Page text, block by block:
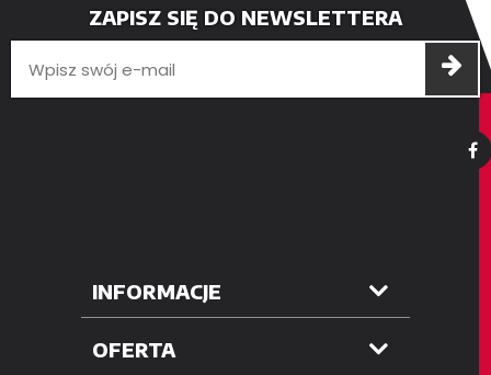
ZAPISZ SIĘ DO NEWSLETTERA
INFORMACJE
OFERTA